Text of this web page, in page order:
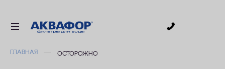
ГЛАВНАЯ ОСТОРОЖНО